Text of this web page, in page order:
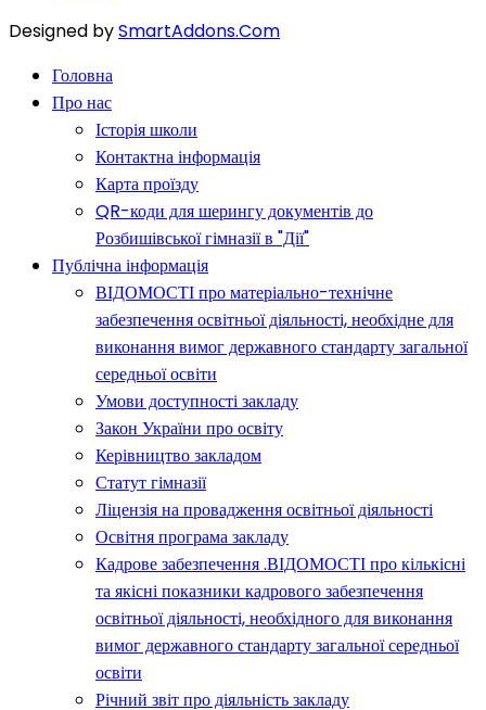
Designed bySmartAddons.Com
Головна
Про нас
Історія школи
Контактна інформація
Карта проїзду
QR-коди для шерингу документів до
Розбишівської гімназії в "Дії"
Публічна інформація
ВІДОМОСТІ про матеріально-технічне
забезпечення освітньої діяльності, необхідне для
виконання вимог державного стандарту загальної
середньої освіти
Умови доступності закладу
Закон України про освіту
Керівництво закладом
Статут гімназії
Ліцензія на провадження освітньої діяльності
Освітня програма закладу
Кадрове забезпечення .ВІДОМОСТІ про кількісні
та якісні показники кадрового забезпечення
освітньої діяльності, необхідного для виконання
вимог державного стандарту загальної середньої
освіти
Річний звіт про діяльність закладу